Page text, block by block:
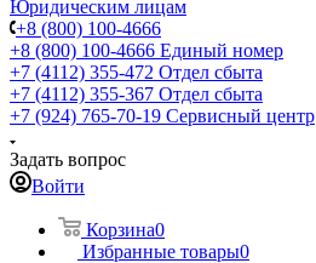
Юридическим лицам
+8 (800) 100-4666
+8 (800) 100-4666 Единый номер
+7 (4112) 355-472 Отдел сбыта
+7 (4112) 355-367 Отдел сбыта
+7 (924) 765-70-19 Сервисный центр
Задать вопрос
Войти
Корзина0
Избранные товары0